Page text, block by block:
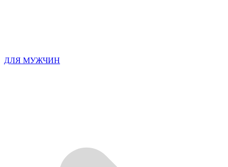
ДЛЯ МУЖЧИН